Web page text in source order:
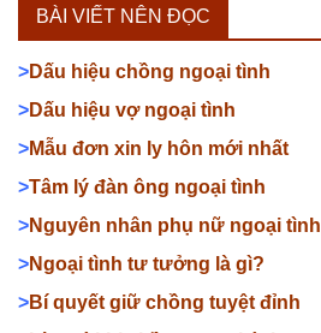
BÀI VIẾT NÊN ĐỌC
>Dấu hiệu chồng ngoại tình
>Dấu hiệu vợ ngoại tình
>Mẫu đơn xin ly hôn mới nhất
>Tâm lý đàn ông ngoại tình
>Nguyên nhân phụ nữ ngoại tình
>Ngoại tình tư tưởng là gì?
>Bí quyết giữ chồng tuyệt đỉnh